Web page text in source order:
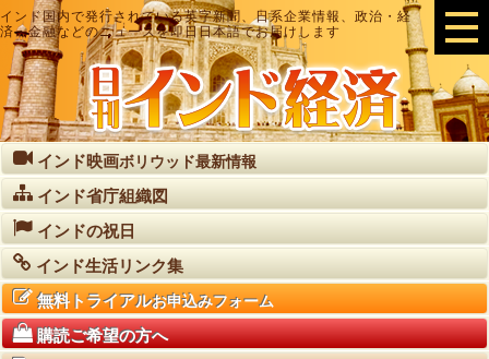
インド国内で発行されている英字新聞、日系企業情報、政治・経
済・金融などのニュースを即日日本語でお届けします
インド映画ボリウッド最新情報
インド省庁組織図
インドの祝日
インド生活リンク集
無料トライアルお申込みフォーム
購読ご希望の方へ